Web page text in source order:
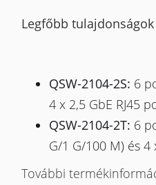
Legfőbb tulajdonságok
QSW-2104-2S: 6
4 x 2,5 GbE RJ45
QSW-2104-2T: 6
G/1 G/100 M) és 4
További